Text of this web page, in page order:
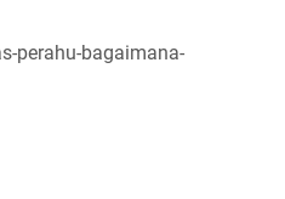
perahu-bagaimana-